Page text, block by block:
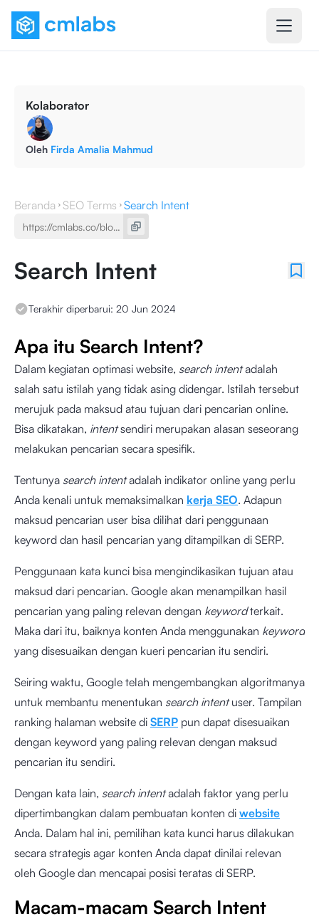
Kolaborator
Oleh Firda Amalia Mahmud
Beranda SEO Terms Search Intent
Search Intent
Terakhir diperbarui: 20 Jun 2024
Apa itu Search Intent?
Dalam kegiatan optimasi website, search intentadalah
salah satu istilah yang tidak asing didengar. Istilah tersebut
merujuk pada maksud atau tujuan dari pencarian online.
Bisa dikatakan, intentsendiri merupakan alasan seseorang
melakukan pencarian secara spesifik.
Tentunya search intentadalah indikator online yang perlu
Anda kenali untuk memaksimalkan kerja SEO. Adapun
maksud pencarian user bisa dilihat dari penggunaan
keyword dan hasil pencarian yang ditampilkan di SERP.
Penggunaan kata kunci bisa mengindikasikan tujuan atau
maksud dari pencarian. Google akan menampilkan hasil
pencarian yang paling relevan dengan keywordterkait.
Maka dari itu, baiknya konten Anda menggunakan keyword
yang disesuaikan dengan kueri pencarian itu sendiri.
Seiring waktu, Google telah mengembangkan algoritmanya
untuk membantu menentukan search intentuser. Tampilan
ranking halaman website di SERP pun dapat disesuaikan
dengan keyword yang paling relevan dengan maksud
pencarian itu sendiri.
Dengan kata lain, search intentadalah faktor yang perlu
dipertimbangkan dalam pembuatan konten di website
Anda. Dalam hal ini, pemilihan kata kunci harus dilakukan
secara strategis agar konten Anda dapat dinilai relevan
oleh Google dan mencapai posisi teratas di SERP.
Macam-macam Search Intent